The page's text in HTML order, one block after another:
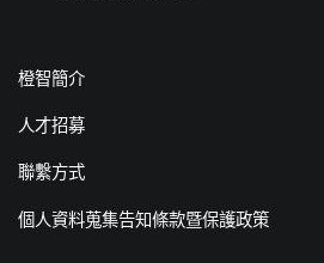
橙智簡介
人才招募
聯繫方式
個人資料蒐集告知條款暨保護政策